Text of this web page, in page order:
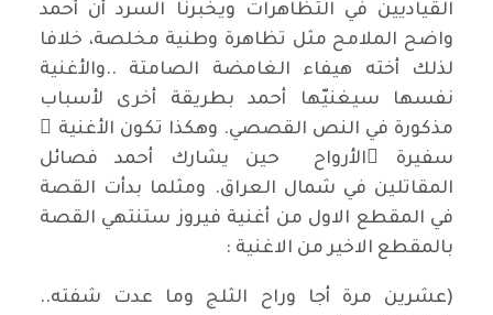
القياديين في التظاهرات ويخبرنا السرد أن أحمد
واضح الملامح مثل تظاهرة وطنية مخلصة، خلافا
لذلك أخته هيفاء الغامضة الصامتة ..والأغنية
نفسها سيغنيّها أحمد بطريقة أخرى لأسباب
مذكورة في النص القصصي. وهكذا تكون الأغنية ُ
سفيرة َالأرواح حين يشارك أحمد فصائل
المقاتلين في شمال العراق. ومثلما بدأت القصة
في المقطع الاول من أغنية فيروز ستنتهي القصة
بالمقطع الاخير من الاغنية :
(عشرين مرة أجا وراح الثلج وما عدت شفته..